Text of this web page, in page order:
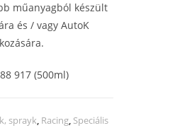
műanyagból készült
és / vagy AutoK
917 (500ml)
sprayk, Racing, Speciális